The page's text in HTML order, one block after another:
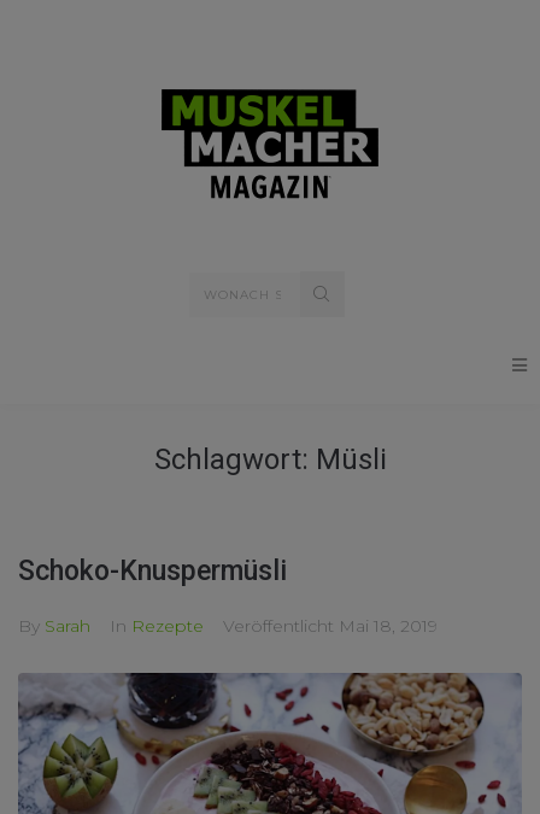
Schlagwort: Müsli
Schoko-Knuspermüsli
By Sarah In Rezepte Veröffentlicht Mai 18, 2019